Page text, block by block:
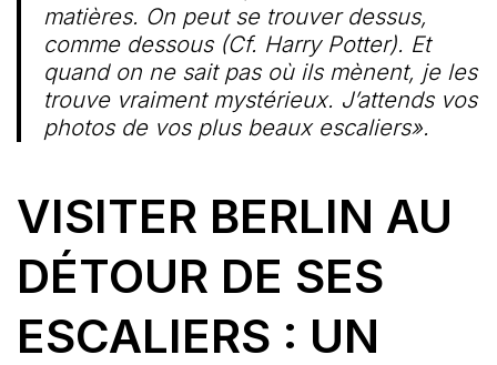
matières. On peut se trouver dessus,
comme dessous (Cf. Harry Potter). Et
quand on ne sait pas où ils mènent, je les
trouve vraiment mystérieux. J’attends vos
photos de vos plus beaux escaliers».
VISITER BERLIN AU
DÉTOUR DE SES
ESCALIERS : UN